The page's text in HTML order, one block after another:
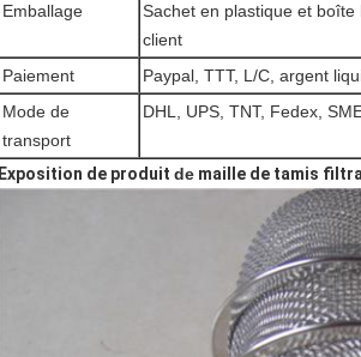
Emballage
Sachet en plastique et
client
Paiement
Paypal, TTT, L/C, argent
Mode de
transport
DHL, UPS, TNT, Fedex,
Exposition de produit de maille de tamis